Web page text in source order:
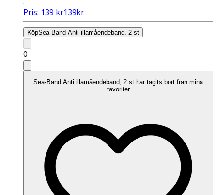
Pris: 139 kr139kr
KöpSea-Band Anti illamåendeband, 2 st
0
Sea-Band Anti illamåendeband, 2 st har tagits bort från mina
favoriter